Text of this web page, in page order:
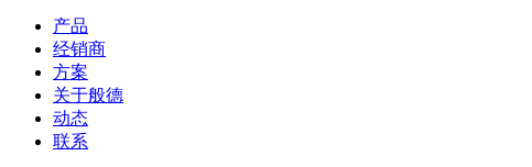
产品
经销商
方案
关于般德
动态
联系